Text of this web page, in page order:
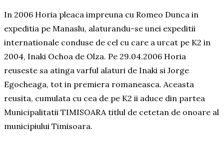
In 2006 Horia pleaca impreuna cu Romeo Dunca in
expeditia pe Manaslu, alaturandu-se unei expeditii
internationale conduse de cel cu care a urcat pe K2 in
2004, Inaki Ochoa de Olza. Pe 29.04.2006 Horia
reuseste sa atinga varful alaturi de Inaki si Jorge
Egocheaga, tot in premiera romaneasca. Aceasta
reusita, cumulata cu cea de pe K2 ii aduce din partea
Municipalitatii TIMISOARA titlul de cetetan de onoare al
municipiului Timisoara.